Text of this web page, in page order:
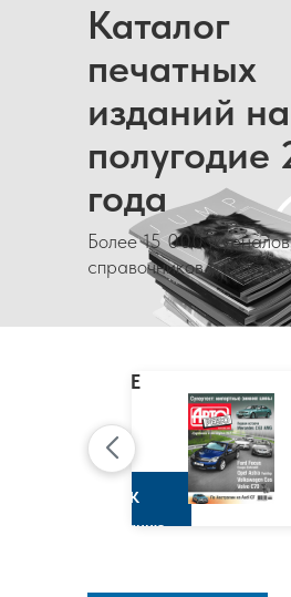
Каталог
печатных
изданий
полугодие
года
Более 15 000 журналов,
справочников и
CLAIRE
МАРИ
КЛЭР
К
изданию